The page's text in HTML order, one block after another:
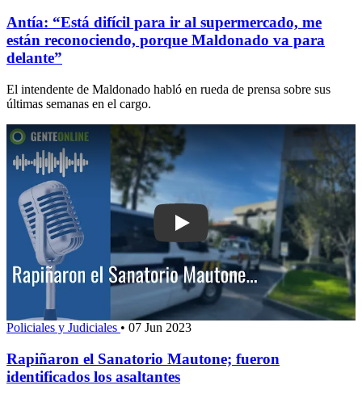
Antía: “Está difícil para ir al supermercado, me
están reconociendo, porque Maldonado va para
delante”
El intendente de Maldonado habló en rueda de prensa sobre sus
últimas semanas en el cargo.
Play: Rapiñaron el Sanatorio
Policiales y Judiciales • 07 Jun 2023
Rapiñaron el Sanatorio Mautone; fueron
identificados los asaltantes